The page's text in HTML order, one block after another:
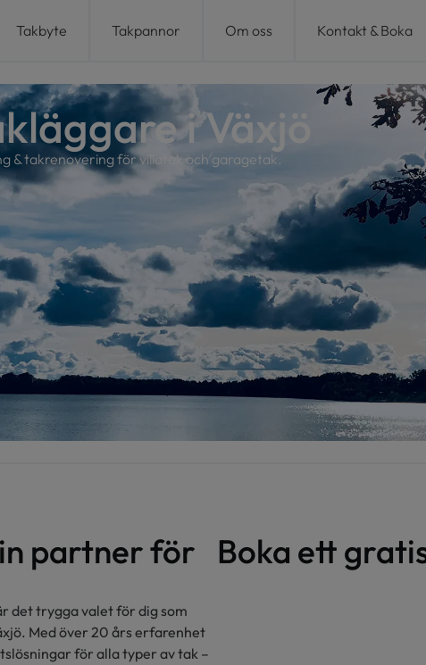
Takbyte Takpannor Om oss Kontakt & Boka
i Växjö
& takrenovering för villatak och garagetak.
partner för
det trygga valet för dig som
Med över 20 års erfarenhet
för alla typer av tak –
Boka ett